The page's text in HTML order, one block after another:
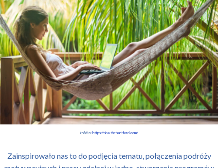
źródło: https://sba.thehartford.com/
Zainspirowało nas to do podjęcia tematu, połączenia podróży